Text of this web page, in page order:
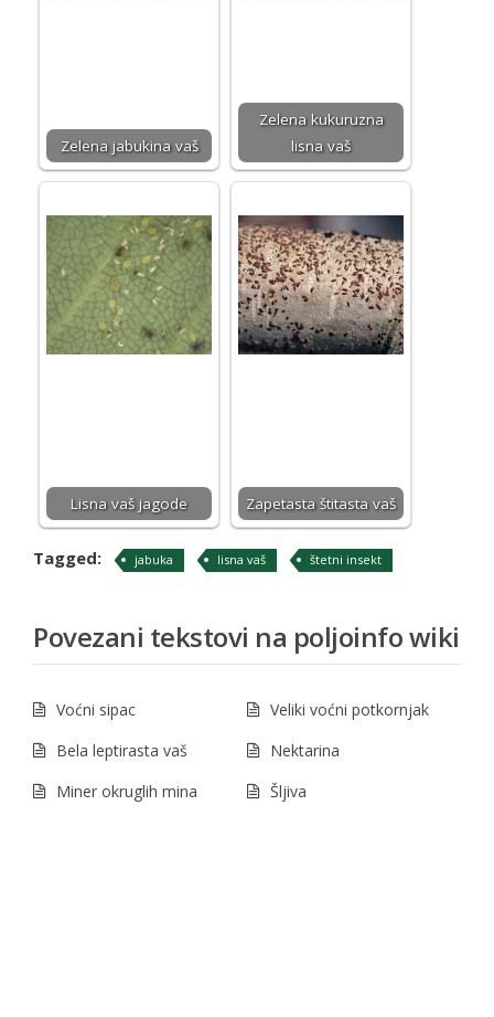
Zelena jabukina vaš
Zelena kukuruzna
lisna vaš
Lisna vaš jagode Zapetasta štitasta vaš
Tagged: jabuka lisna vaš štetni insekt
Povezani tekstovi na poljoinfo wiki
Voćni sipac
Veliki voćni potkornjak
Bela leptirasta vaš
Nektarina
Miner okruglih mina
Šljiva